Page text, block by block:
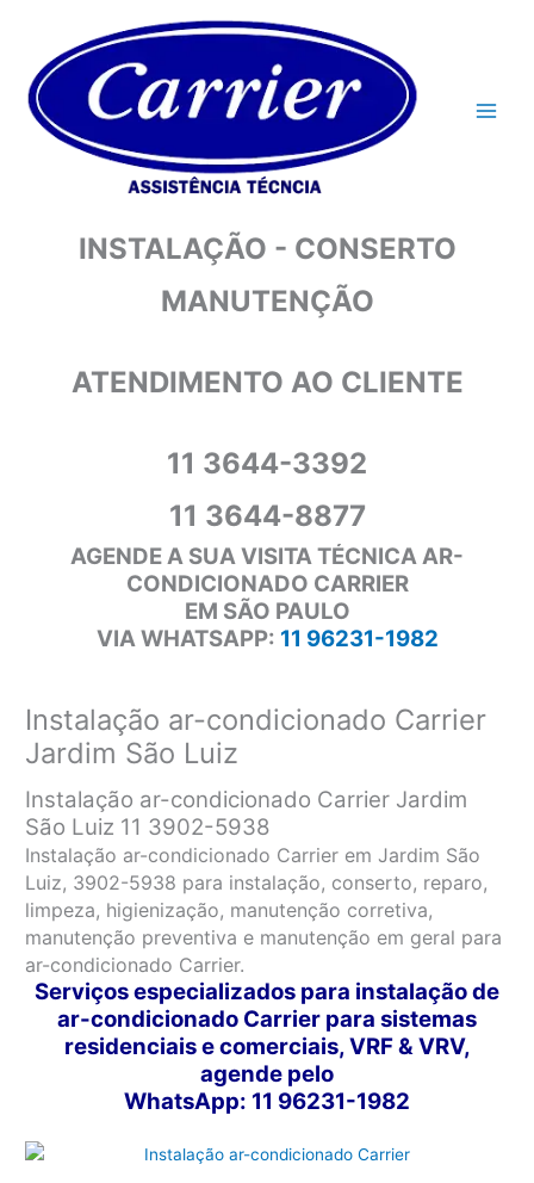
conteúdo
INSTALAÇÃO - CONSERTO
MANUTENÇÃO
ATENDIMENTO AO CLIENTE
11 3644-3392
11 3644-8877
AGENDE A SUA VISITA TÉCNICA AR-
CONDICIONADO CARRIER
EM SÃO PAULO
VIA WHATSAPP: 11 96231-1982
Instalação ar-condicionado Carrier
Jardim São Luiz
Instalação ar-condicionado Carrier Jardim
São Luiz 11 3902-5938
Instalação ar-condicionado Carrier em Jardim São
Luiz, 3902-5938 para instalação, conserto, reparo,
limpeza, higienização, manutenção corretiva,
manutenção preventiva e manutenção em geral para
ar-condicionado Carrier.
Serviços especializados para instalação de
ar-condicionado Carrier para sistemas
residenciais e comerciais, VRF & VRV,
agende pelo
WhatsApp: 11 96231-1982